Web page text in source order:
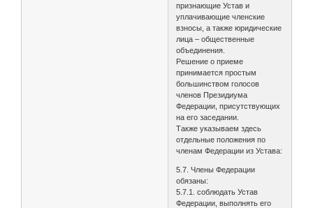
признающие Устав и
уплачивающие членские
взносы, а также юридические
лица – общественные
объединения.
Решение о приеме
принимается простым
большинством голосов
членов Президиума
Федерации, присутствующих
на его заседании.
Также указываем здесь
отдельные положения по
членам Федерации из Устава:
5.7. Члены Федерации
обязаны:
5.7.1. соблюдать Устав
Федерации, выполнять его